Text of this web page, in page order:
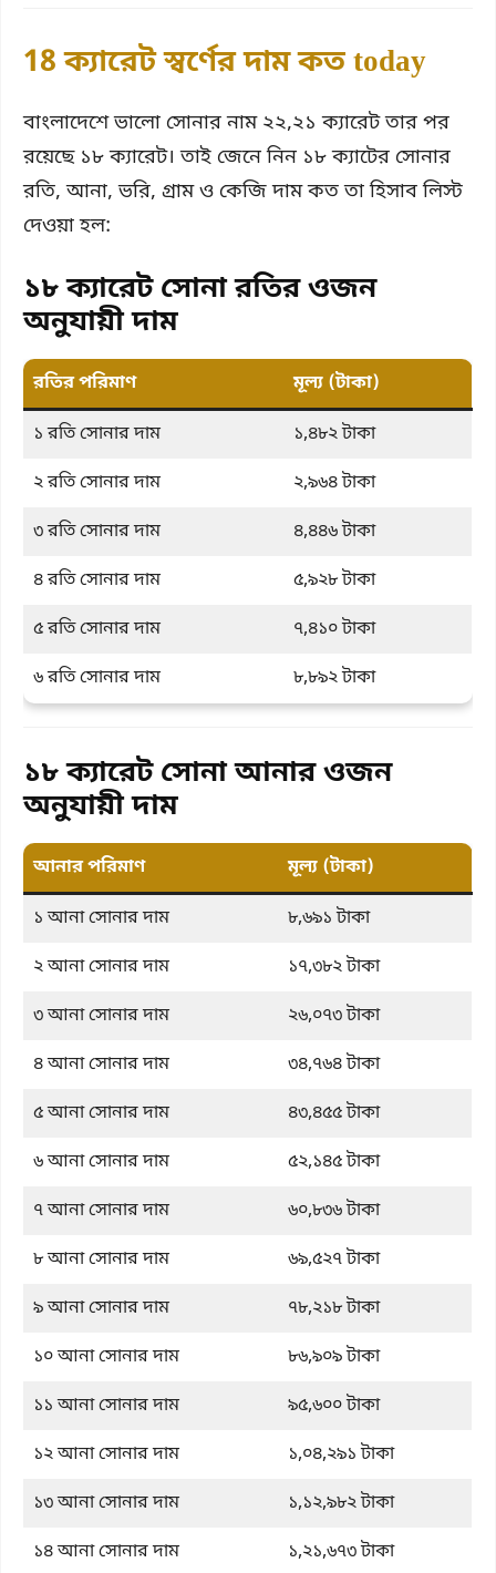
18 ক্যারেট স্বর্ণের দাম কত today
বাংলাদেশে ভালো সোনার নাম ২২,২১ ক্যারেট তার পর
রয়েছে ১৮ ক্যারেট। তাই জেনে নিন ১৮ ক্যাটের সোনার
রতি, আনা, ভরি, গ্রাম ও কেজি দাম কত তা হিসাব লিস্ট
দেওয়া হল:
১৮ ক্যারেট সোনা রতির ওজন
অনুযায়ী দাম
রতির পরিমাণ মূল্য (টাকা)
১ রতি সোনার দাম
১,৪৮২ টাকা
২ রতি সোনার দাম
২,৯৬৪ টাকা
৩ রতি সোনার দাম
৪,৪৪৬ টাকা
৪ রতি সোনার দাম
৫,৯২৮ টাকা
৫ রতি সোনার দাম
৭,৪১০ টাকা
৬ রতি সোনার দাম
৮,৮৯২ টাকা
১৮ ক্যারেট সোনা আনার ওজন
অনুযায়ী দাম
আনার পরিমাণ মূল্য (টাকা)
১ আনা সোনার দাম
৮,৬৯১ টাকা
২ আনা সোনার দাম
১৭,৩৮২ টাকা
৩ আনা সোনার দাম
২৬,০৭৩ টাকা
৪ আনা সোনার দাম
৩৪,৭৬৪ টাকা
৫ আনা সোনার দাম
৪৩,৪৫৫ টাকা
৬ আনা সোনার দাম
৫২,১৪৫ টাকা
৭ আনা সোনার দাম
৬০,৮৩৬ টাকা
৮ আনা সোনার দাম
৬৯,৫২৭ টাকা
৯ আনা সোনার দাম
৭৮,২১৮ টাকা
১০ আনা সোনার দাম
৮৬,৯০৯ টাকা
১১ আনা সোনার দাম
৯৫,৬০০ টাকা
১২ আনা সোনার দাম
১,০৪,২৯১ টাকা
১৩ আনা সোনার দাম
১,১২,৯৮২ টাকা
১৪ আনা সোনার দাম
১,২১,৬৭৩ টাকা